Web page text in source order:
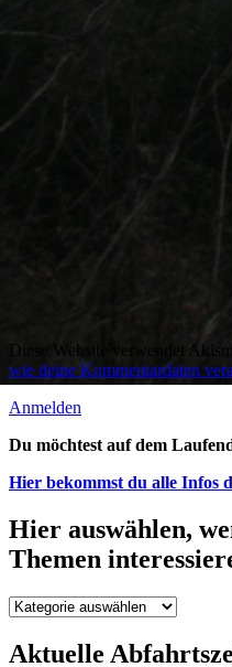
Diese Website verwendet
wie deine Kommentardaten
Anmelden
Du möchtest auf dem
Hier bekommst du alle Infos
Hier auswählen,
Themen
Hier
wenn
Aktuelle